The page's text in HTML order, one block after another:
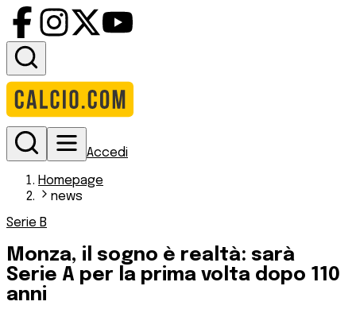
Accedi
Homepage
news
Serie B
Monza, il sogno è realtà: sarà
Serie A per la prima volta dopo 110
anni